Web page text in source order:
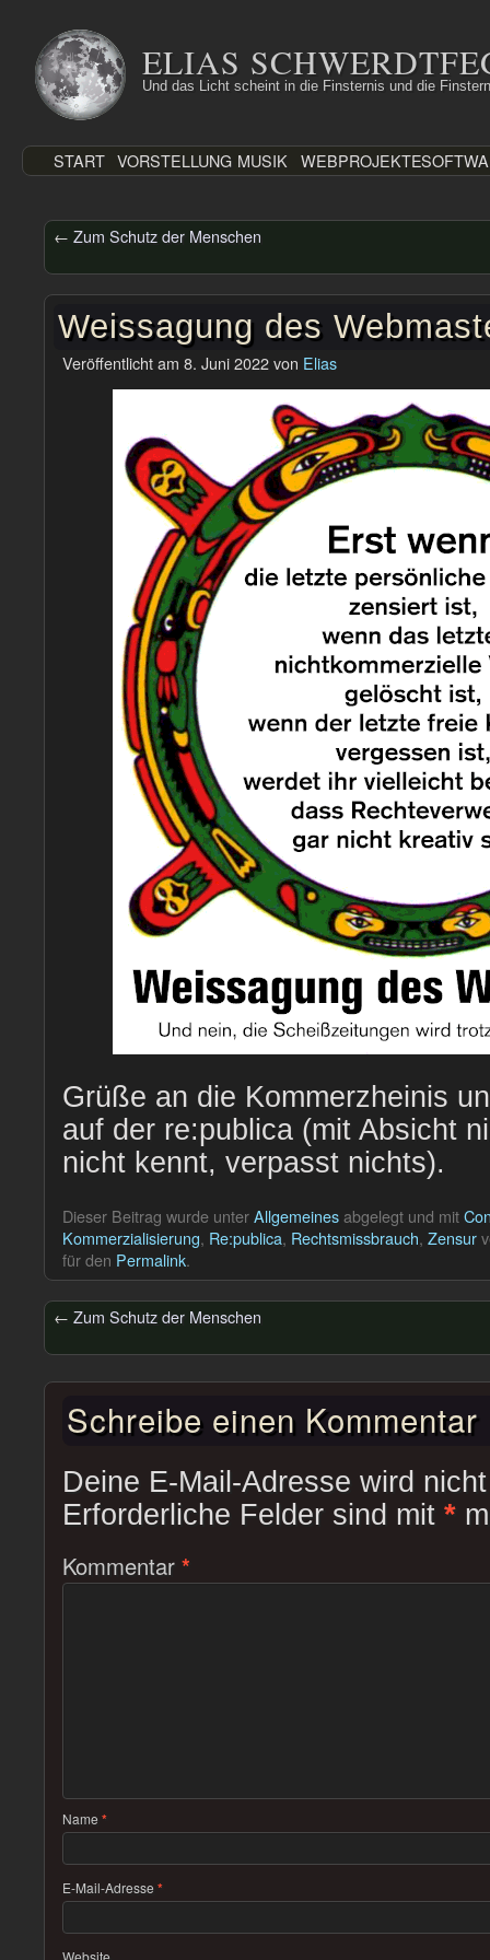
Inhalt
springen
ELIAS
Und das Licht scheint in die Finsternis und die
START VORSTELLUNG MUSIK WEBPROJEKTE
← Zum Schutz der Menschen
Weissagung des
Veröffentlicht am 8. Juni 2022von Elias
Grüße an die Kommerzheinis
auf der re:publica (mit Absicht
nicht kennt, verpasst nichts).
Dieser Beitrag wurde unterAllgemeinesabgelegt und mit
Kommerzialisierung, Re:publica, Rechtsmissbrauch, Zensur
für den Permalink.
← Zum Schutz der Menschen
Schreibe einen Kommentar
Deine E-Mail-Adresse wird
Erforderliche Felder sind mit *
Kommentar *
Name *
E-Mail-Adresse *
Website